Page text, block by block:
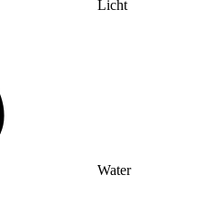
Licht
Water